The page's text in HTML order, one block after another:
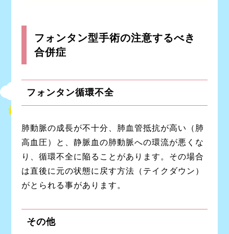
フォンタン型手術の注意するべき
合併症
フォンタン循環不全
肺動脈の成長が不十分、肺血管抵抗が高い（肺
高血圧）と、静脈血の肺動脈への環流が悪くな
り、循環不全に陥ることがあります。その場合
は直後に元の状態に戻す方法（テイクダウン）
がとられる事があります。
その他